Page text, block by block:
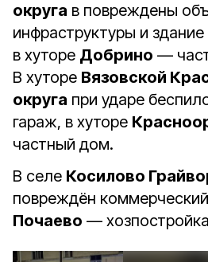
округа в повреждены
инфраструктуры и
в хуторе Добрино —
В хуторе Вязовской
округа при ударе
гараж, в хуторе
частный дом.
В селе Косилово
повреждён
Почаево —